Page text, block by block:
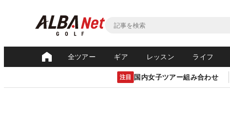
全ツアー ギア レッスン ライフ
注目 国内女子ツアー組み合わせ